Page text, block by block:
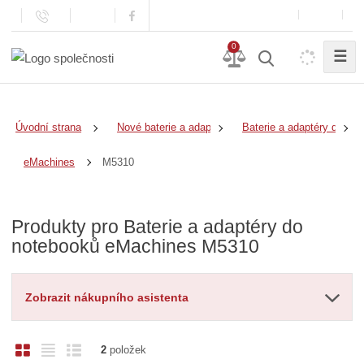
0
☰
Úvodní strana Nové baterie a adaptéry Baterie a adaptéry do
eMachines M5310
Produkty pro Baterie a adaptéry do
notebooků eMachines M5310
Zobrazit nákupního asistenta
O
Ř
2položek